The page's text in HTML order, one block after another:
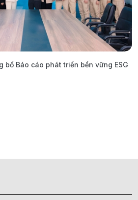
bố Báo cáo phát triển bền vững ESG